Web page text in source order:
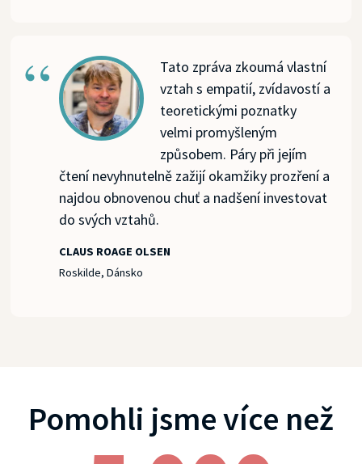
Tato zpráva zkoumá vlastní
vztah s empatií, zvídavostí a
teoretickými poznatky
velmi promyšleným
způsobem. Páry při jejím
čtení nevyhnutelně zažijí okamžiky prozření a
najdou obnovenou chuť a nadšení investovat
do svých vztahů.
CLAUS ROAGE OLSEN
Roskilde, Dánsko
Pomohli jsme více než